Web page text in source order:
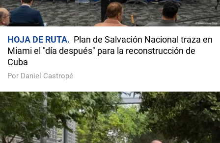
HOJA DE RUTA
Plan de Salvación Nacional traza en
Miami el "día después" para la reconstrucción de
Cuba
Por Daniel Castropé